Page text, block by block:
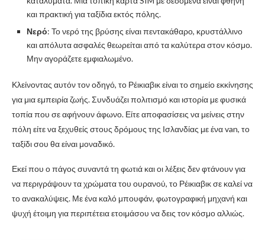
και πρακτική για ταξίδια εκτός πόλης.
Νερό: Το νερό της βρύσης είναι πεντακάθαρο, κρυστάλλινο
και απόλυτα ασφαλές θεωρείται από τα καλύτερα στον κόσμο.
Μην αγοράζετε εμφιαλωμένο.
Κλείνοντας αυτόν τον οδηγό, το Ρέικιαβικ είναι το σημείο εκκίνησης
για μια εμπειρία ζωής. Συνδυάζει πολιτισμό και ιστορία με φυσικά
τοπία που σε αφήνουν άφωνο. Είτε αποφασίσεις να μείνεις στην
πόλη είτε να ξεχυθείς στους δρόμους της Ισλανδίας με ένα van, το
ταξίδι σου θα είναι μοναδικό.
Εκεί που ο πάγος συναντά τη φωτιά και οι λέξεις δεν φτάνουν για
να περιγράψουν τα χρώματα του ουρανού, το Ρέικιαβικ σε καλεί να
το ανακαλύψεις. Με ένα καλό μπουφάν, φωτογραφική μηχανή και
ψυχή έτοιμη για περιπέτεια ετοιμάσου να δεις τον κόσμο αλλιώς.